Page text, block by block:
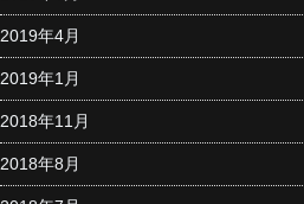
2019年4月
2019年1月
2018年11月
2018年8月